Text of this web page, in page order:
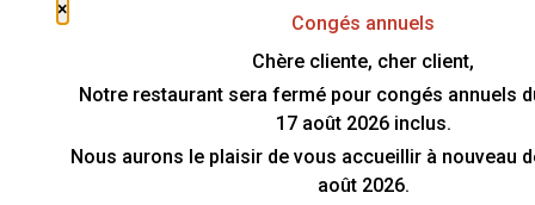
×
Congés annuels
Chère cliente, cher client,
Notre restaurant sera fermé pour congés annuels
17 août 2026 inclus.
Nous aurons le plaisir de vous accueillir à nouveau
août 2026.